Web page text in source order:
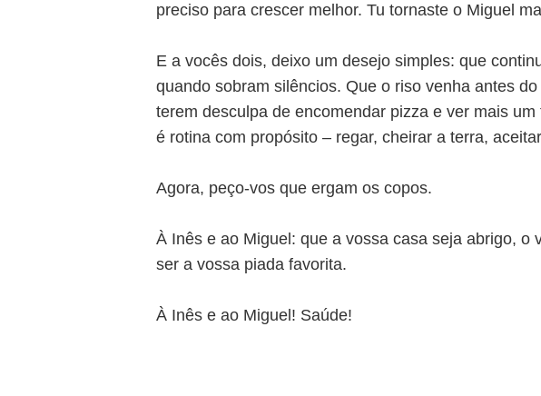
preciso para crescer melhor. Tu tornaste o Miguel
E a vocês dois, deixo um desejo simples: que
quando sobram silêncios. Que o riso venha antes
terem desculpa de encomendar pizza e ver mais
é rotina com propósito – regar, cheirar a terra,
Agora, peço-vos que ergam os copos.
À Inês e ao Miguel: que a vossa casa seja abrigo,
ser a vossa piada favorita.
À Inês e ao Miguel! Saúde!